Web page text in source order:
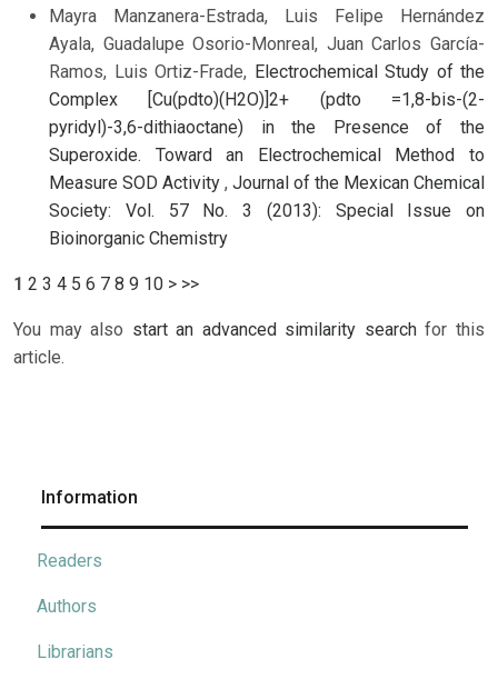
Mayra Manzanera-Estrada, Luis Felipe Hernández
Ayala, Guadalupe Osorio-Monreal, Juan Carlos García-
Ramos, Luis Ortiz-Frade, Electrochemical Study of the
Complex [Cu(pdto)(H2O)]2+ (pdto =1,8-bis-(2-
pyridyl)-3,6-dithiaoctane) in the Presence of the
Superoxide. Toward an Electrochemical Method to
Measure SOD Activity , Journal of the Mexican Chemical
Society: Vol. 57 No. 3 (2013): Special Issue on
Bioinorganic Chemistry
1 2 3 4 5 6 7 8 9 10 > >>
You may also start an advanced similarity searchfor this
article.
Information
Readers
Authors
Librarians